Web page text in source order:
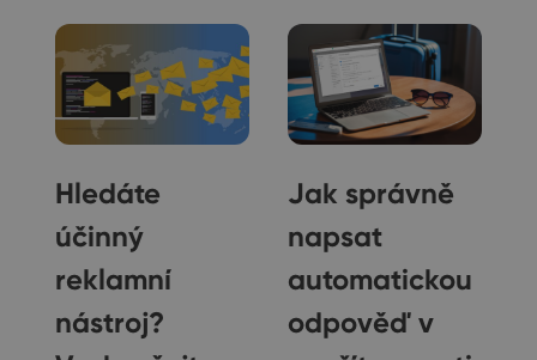
Hledáte
účinný
reklamní
nástroj?
Jak správně
napsat
automatickou
odpověď v